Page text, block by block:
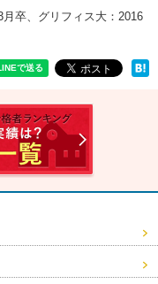
卒、グリフィス大：2016